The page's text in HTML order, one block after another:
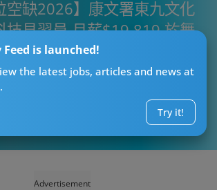
Feed is launched!
the latest jobs, articles and news at
Try it!
空缺2026】康文署東九文化
技見習員 月薪$19,819 於舞
科技
12:45
Advertisement